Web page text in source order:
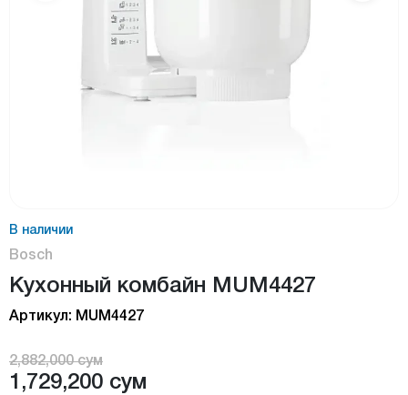
В наличии
Bosch
Кухонный комбайн MUM4427
Артикул: MUM4427
2,882,000 сум
1,729,200 сум